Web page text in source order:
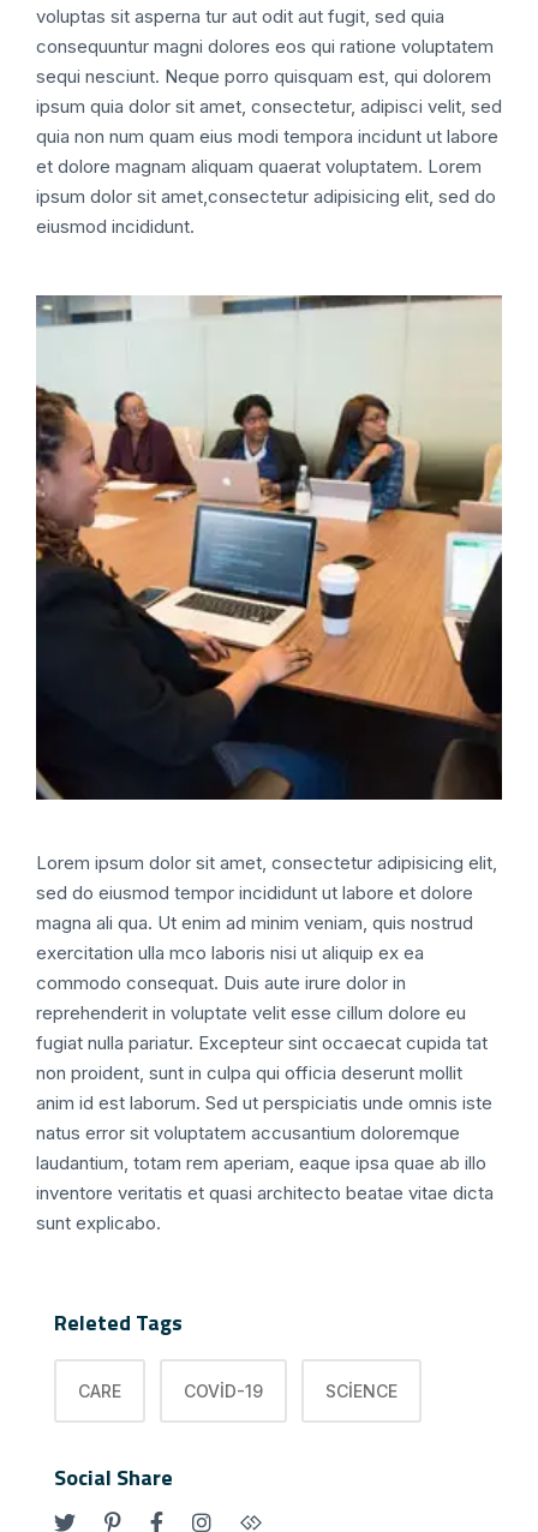
voluptas sit asperna tur aut odit aut fugit, sed quia
consequuntur magni dolores eos qui ratione voluptatem
sequi nesciunt. Neque porro quisquam est, qui dolorem
ipsum quia dolor sit amet, consectetur, adipisci velit, sed
quia non num quam eius modi tempora incidunt ut labore
et dolore magnam aliquam quaerat voluptatem. Lorem
ipsum dolor sit amet,consectetur adipisicing elit, sed do
eiusmod incididunt.
Lorem ipsum dolor sit amet, consectetur adipisicing elit,
sed do eiusmod tempor incididunt ut labore et dolore
magna ali qua. Ut enim ad minim veniam, quis nostrud
exercitation ulla mco laboris nisi ut aliquip ex ea
commodo consequat. Duis aute irure dolor in
reprehenderit in voluptate velit esse cillum dolore eu
fugiat nulla pariatur. Excepteur sint occaecat cupida tat
non proident, sunt in culpa qui officia deserunt mollit
anim id est laborum. Sed ut perspiciatis unde omnis iste
natus error sit voluptatem accusantium doloremque
laudantium, totam rem aperiam, eaque ipsa quae ab illo
inventore veritatis et quasi architecto beatae vitae dicta
sunt explicabo.
Releted Tags
CARE COVID-19 SCIENCE
Social Share